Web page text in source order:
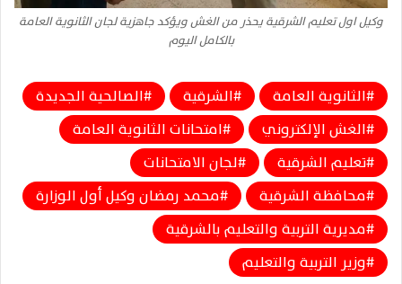
وكيل اول تعليم الشرقية يحذر من الغش ويؤكد جاهزية لجان الثانوية العامة
بالكامل اليوم
الثانوية العامة الشرقية
الصالحية الجديدة
الغش الإلكتروني
امتحانات الثانوية العامة
تعليم الشرقية
لجان الامتحانات
محافظة الشرقية
محمد رمضان وكيل أول الوزارة
مديرية التربية والتعليم بالشرقية
وزير التربية والتعليم